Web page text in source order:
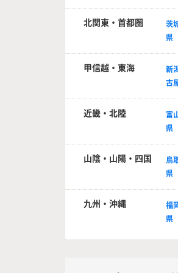
北関東・首都圏 茨
県
甲信越・東海 新
古
近畿・北陸 富
県
山陰・山陽・四国 鳥
県
九州・沖縄 福
県